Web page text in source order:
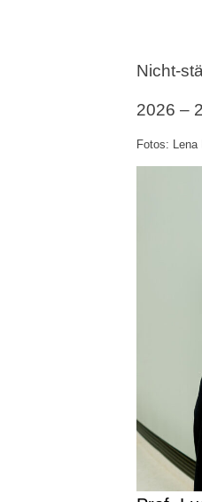
Nicht-
2026 –
Fotos: Lena